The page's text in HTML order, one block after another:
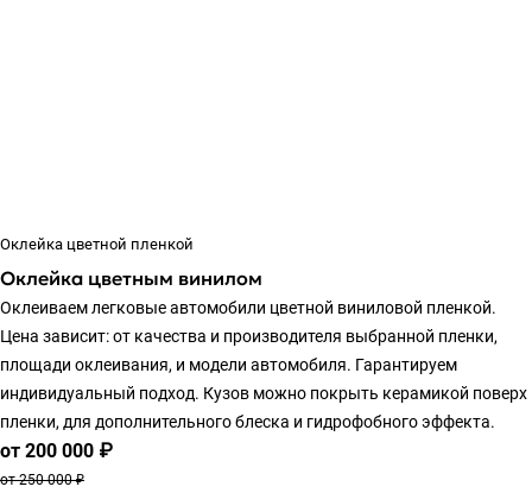
Оклейка цветной пленкой
Оклейка цветным винилом
Оклеиваем легковые автомобили цветной виниловой пленкой.
Цена зависит: от качества и производителя выбранной пленки,
площади оклеивания, и модели автомобиля. Гарантируем
индивидуальный подход. Кузов можно покрыть керамикой поверх
пленки, для дополнительного блеска и гидрофобного эффекта.
от 200 000 ₽
от 250 000 ₽